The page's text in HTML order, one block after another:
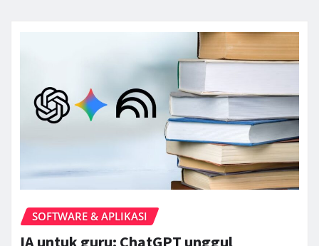
SOFTWARE & APLIKASI